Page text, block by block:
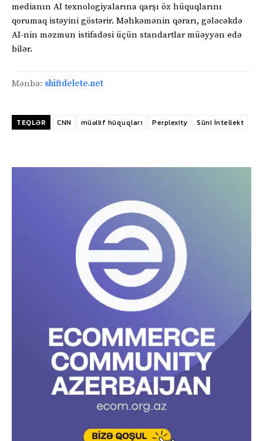
medianın AI texnologiyalarına qarşı öz hüquqlarını
qorumaq istəyini göstərir. Məhkəmənin qərarı, gələcəkdə
AI-nin məzmun istifadəsi üçün standartlar müəyyən edə
bilər.
Mənbə: shiftdelete.net
TEQLƏR CNN müəllif hüquqları Perplexity Süni İntellekt